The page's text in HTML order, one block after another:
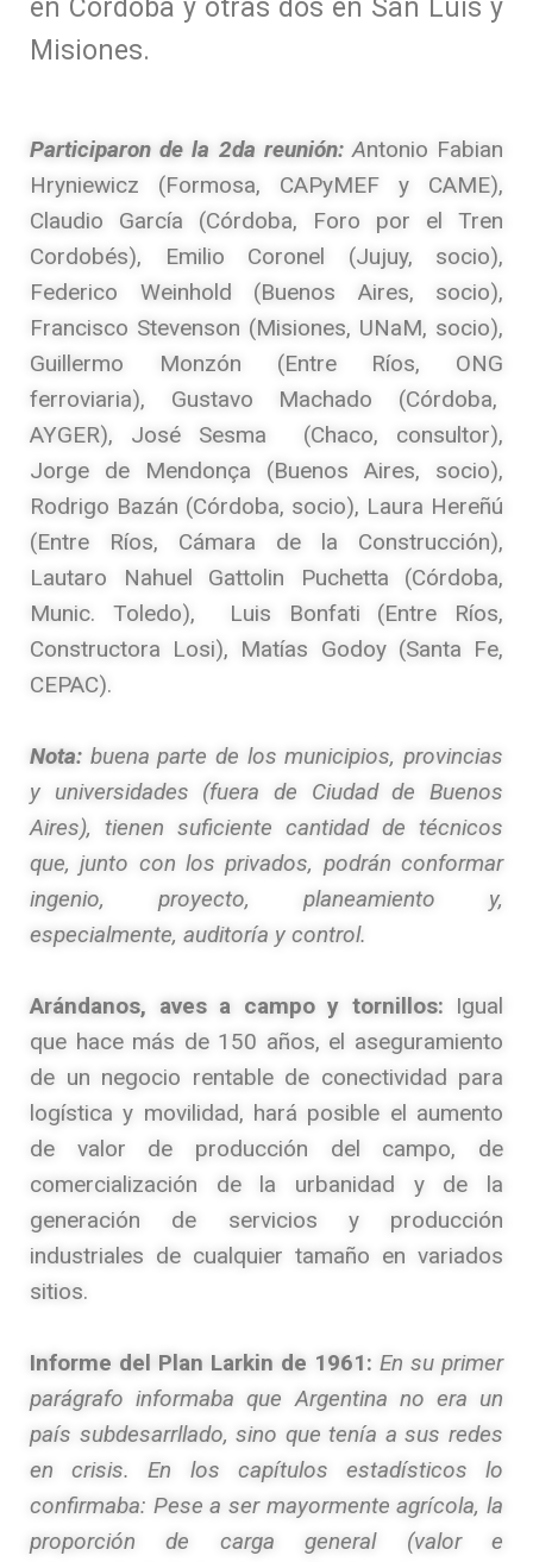
en Córdoba y otras dos en San Luis y
Misiones.
Participaron de la 2da reunión:Antonio Fabian
Hryniewicz (Formosa, CAPyMEF y CAME),
Claudio García (Córdoba, Foro por el Tren
Cordobés), Emilio Coronel (Jujuy, socio),
Federico Weinhold (Buenos Aires, socio),
Francisco Stevenson (Misiones, UNaM, socio),
Guillermo Monzón (Entre Ríos, ONG
ferroviaria), Gustavo Machado (Córdoba,
AYGER), José Sesma (Chaco, consultor),
Jorge de Mendonça (Buenos Aires, socio),
Rodrigo Bazán (Córdoba, socio), Laura Hereñú
(Entre Ríos, Cámara de la Construcción),
Lautaro Nahuel Gattolin Puchetta (Córdoba,
Munic. Toledo), Luis Bonfati (Entre Ríos,
Constructora Losi), Matías Godoy (Santa Fe,
CEPAC).
Nota: buena parte de los municipios, provincias
y universidades (fuera de Ciudad de Buenos
Aires), tienen suficiente cantidad de técnicos
que, junto con los privados, podrán conformar
ingenio, proyecto, planeamiento y,
especialmente, auditoría y control.
Arándanos, aves a campo y tornillos: Igual
que hace más de 150 años, el aseguramiento
de un negocio rentable de conectividad para
logística y movilidad, hará posible el aumento
de valor de producción del campo, de
comercialización de la urbanidad y de la
generación de servicios y producción
industriales de cualquier tamaño en variados
sitios.
Informe del Plan Larkin de 1961: En su primer
parágrafo informaba que Argentina no era un
país subdesarrllado, sino que tenía a sus redes
en crisis. En los capítulos estadísticos lo
confirmaba: Pese a ser mayormente agrícola, la
proporción de carga general (valor e